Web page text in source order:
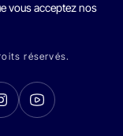
vous acceptez nos
réservés.